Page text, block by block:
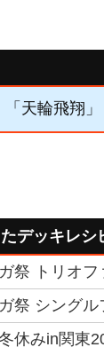
「天輪飛翔」
デッキレシ
祭 トリオ
祭 シング
休みin関東